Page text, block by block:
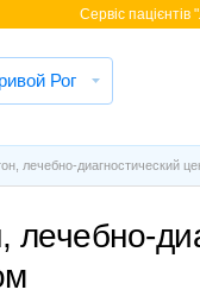
Cервіс пацієнтів
Рог
лечебно-диагностический